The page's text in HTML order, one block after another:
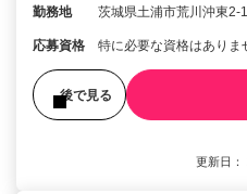
勤務地 茨城県土浦市荒川沖東2-
応募資格 特に必要な資格はありま
後で見る
更新日